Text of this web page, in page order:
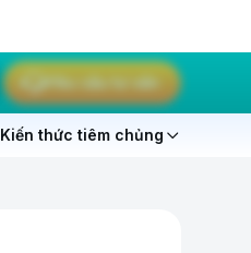
Yêu cầu tư vấn
Kiến thức tiêm chủng